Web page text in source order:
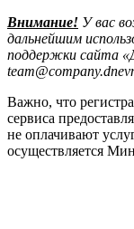
Внимание! У вас
дальнейшим
поддержки сайта
Важно, что
сервиса
не оплачивают
осуществляется